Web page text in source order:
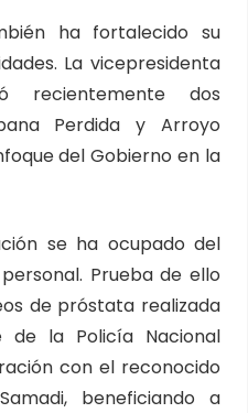
ha fortalecido su
La vicepresidenta
recientemente dos
Perdida y Arroyo
del Gobierno en la
se ha ocupado del
Prueba de ello
de próstata realizada
de la Policía Nacional
con el reconocido
beneficiando a